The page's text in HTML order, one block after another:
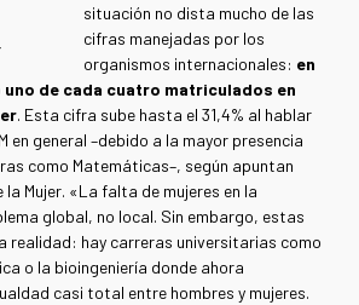
situación no dista mucho de las
cifras manejadas por los
organismos internacionales: en
de cada cuatro matriculados en
. Esta cifra sube hasta el 31,4% al hablar
en general –debido a la mayor presencia
como Matemáticas–, según apuntan
Mujer. «La falta de mujeres en la
global, no local. Sin embargo, estas
realidad: hay carreras universitarias como
o la bioingeniería donde ahora
casi total entre hombres y mujeres.